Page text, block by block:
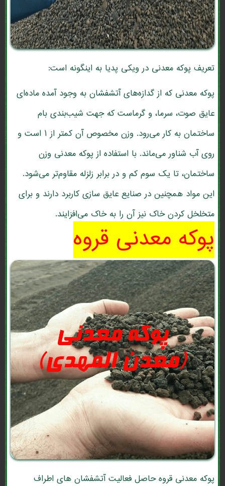
تعریف پوکه معدنی در ویکی پدیا به اینگونه است:
پوکه معدنی که از گدازه‌های آتشفشان به وجود آمده ماده‌ای
عایق صوت، سرما، و گرماست که جهت شیب‌بندی بام
ساختمان به کار می‌رود. وزن مخصوص آن کمتر از ۱ است و
روی آب شناور می‌ماند. با استفاده از پوکه معدنی وزن
ساختمان، تا یک سوم کم و در برابر زلزله مقاوم‌تر می‌شود.
این مواد همچنین در صنایع عایق سازی کاربرد دارند و برای
متخلخل کردن خاک نیز آن را به خاک می‌افزایند.
پوکه معدنی قروه
پوکه معدنی قروه حاصل فعالیت آتشفشان های اطراف